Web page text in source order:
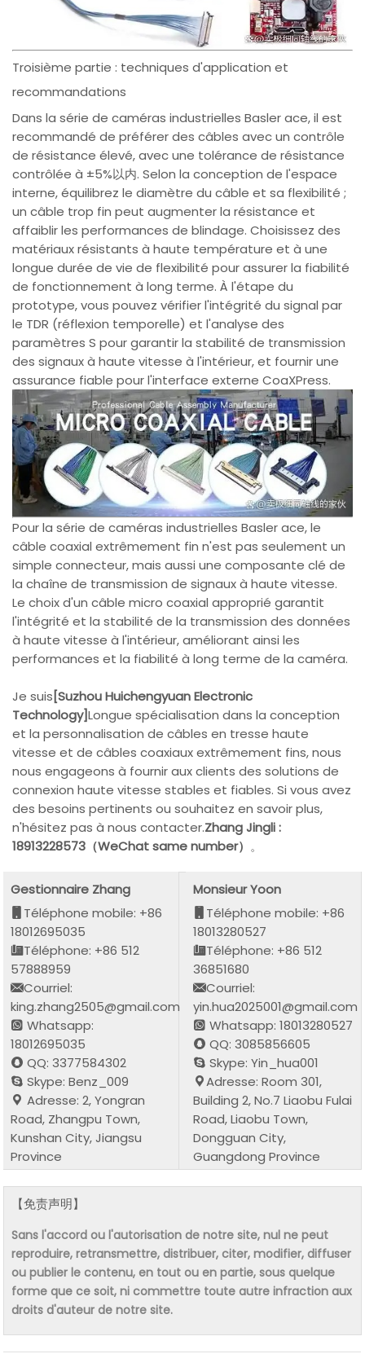
Troisième partie : techniques d'application et
recommandations
Dans la série de caméras industrielles Basler ace, il est
recommandé de préférer des câbles avec un contrôle
de résistance élevé, avec une tolérance de résistance
contrôlée à ±5%以内. Selon la conception de l'espace
interne, équilibrez le diamètre du câble et sa flexibilité ;
un câble trop fin peut augmenter la résistance et
affaiblir les performances de blindage. Choisissez des
matériaux résistants à haute température et à une
longue durée de vie de flexibilité pour assurer la fiabilité
de fonctionnement à long terme. À l'étape du
prototype, vous pouvez vérifier l'intégrité du signal par
le TDR (réflexion temporelle) et l'analyse des
paramètres S pour garantir la stabilité de transmission
des signaux à haute vitesse à l'intérieur, et fournir une
assurance fiable pour l'interface externe CoaXPress.
Pour la série de caméras industrielles Basler ace, le
câble coaxial extrêmement fin n'est pas seulement un
simple connecteur, mais aussi une composante clé de
la chaîne de transmission de signaux à haute vitesse.
Le choix d'un câble micro coaxial approprié garantit
l'intégrité et la stabilité de la transmission des données
à haute vitesse à l'intérieur, améliorant ainsi les
performances et la fiabilité à long terme de la caméra.
Je suis[Suzhou Huichengyuan Electronic
Technology]Longue spécialisation dans la conception
et la personnalisation de câbles en tresse haute
vitesse et de câbles coaxiaux extrêmement fins, nous
nous engageons à fournir aux clients des solutions de
connexion haute vitesse stables et fiables. Si vous avez
des besoins pertinents ou souhaitez en savoir plus,
n'hésitez pas à nous contacter.Zhang Jingli :
18913228573（WeChat same number） 。
Gestionnaire Zhang
Téléphone mobile: +86
18012695035
Téléphone: +86 512
57888959
Courriel:
king.zhang2505@gmail.com
Whatsapp:
18012695035
QQ: 3377584302
Skype: Benz_009
Adresse: 2, Yongran
Road, Zhangpu Town,
Kunshan City, Jiangsu
Province
Monsieur Yoon
Téléphone mobile: +86
18013280527
Téléphone: +86 512
36851680
Courriel:
yin.hua2025001@gmail.com
Whatsapp: 18013280527
QQ: 3085856605
Skype: Yin_hua001
Adresse: Room 301,
Building 2, No.7 Liaobu Fulai
Road, Liaobu Town,
Dongguan City,
Guangdong Province
【免责声明】
Sans l'accord ou l'autorisation de notre site, nul ne peut
reproduire, retransmettre, distribuer, citer, modifier, diffuser
ou publier le contenu, en tout ou en partie, sous quelque
forme que ce soit, ni commettre toute autre infraction aux
droits d'auteur de notre site.